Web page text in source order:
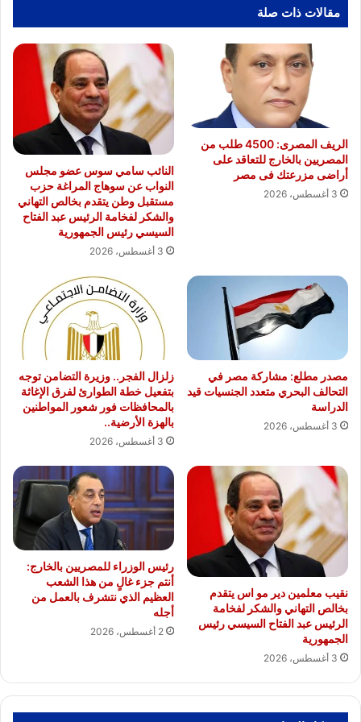
مقالات ذات صلة
الريف المصرى: 4500 طلب من
المصريين بالخارج للتعاقد على
أراضى مزرعتك فى مصر
3 أغسطس، 2026
النائب سامي سوس عضو مجلس
النواب عن سوهاج المراغة حزب
مستقبل وطن يتقدم بخالص التهاني
والشكر لفخامة الرئيس عبد الفتاح
السيسي رئيس الجمهورية
3 أغسطس، 2026
مصدر مطلع: مشاركة مصر في
التحالف البحري متعدد الجنسيات قيد
الدراسة
3 أغسطس، 2026
زلزال الفجر.. وزيرة التضامن توجه
بتفعيل خطة الطوارئ لفرق الإغاثة
بالمحافظات فور شعور المواطنين
بالهزة الأرضية..
3 أغسطس، 2026
نقيب معلمين دير مو اس يتقدم
بخالص التهاني والشكر لفخامة
الرئيس عبد الفتاح السيسي رئيس
الجمهورية
3 أغسطس، 2026
رئيس الوزراء للمصريين بالخارج:
أنتم جزء غالٍ من هذا الشعب
العظيم الذي نتشرف بالعمل من
أجله
2 أغسطس، 2026